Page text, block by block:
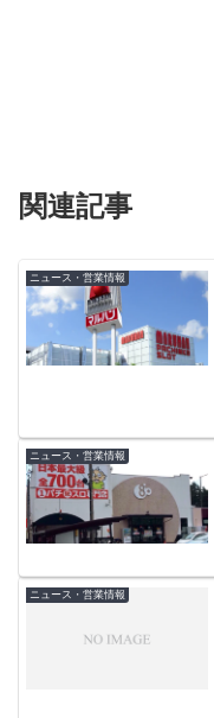
関連記事
ニュース・営業情報
ニュース・営業情報
ニュース・営業情報